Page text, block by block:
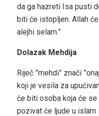
da ga hazreti Isa pusti
biti će istopljen. Allah
alejhi selam.”
Dolazak Mehdija
Riječ ”mehdi” znači
koji je vesila za
će biti osoba koja će
pozivat će ljude u islam